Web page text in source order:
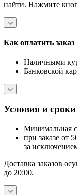
найти. Нажмите
Как оплатить заказ
Наличными
Банковской
Условия и
Минимальная
при заказе от
за
Доставка заказов
до 20:00.